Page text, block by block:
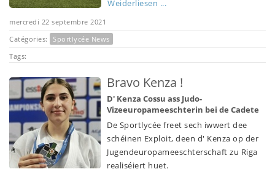
Weiderliesen ...
mercredi 22 septembre 2021
Catégories:
Sportlycée News
Tags:
Bravo Kenza !
D' Kenza Cossu ass Judo-
Vizeeuropameeschterin bei de Cadete
De Sportlycée freet sech iwwert dee
schéinen Exploit, deen d' Kenza op der
Jugendeuropameeschterschaft zu Riga
realiséiert huet.